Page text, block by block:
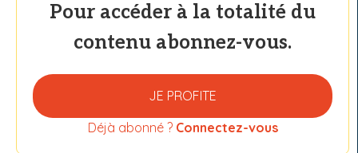
Pour accéder à la totalité du
contenu abonnez-vous.
JE PROFITE
Déjà abonné ? Connectez-vous